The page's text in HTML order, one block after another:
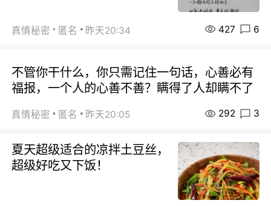
真情秘密 匿名 昨天20:34 427 6
不管你干什么，你只需记住一句话，心善必有
福报，一个人的心善不善？瞒得了人却瞒不了
真情秘密 匿名 昨天20:05 292 3
夏天超级适合的凉拌土豆丝，
超级好吃又下饭！